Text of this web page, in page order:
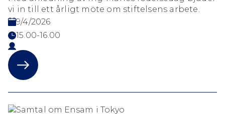
vi in till ett årligt möte om stiftelsens arbete.
9/4/2026
15.00-16.00